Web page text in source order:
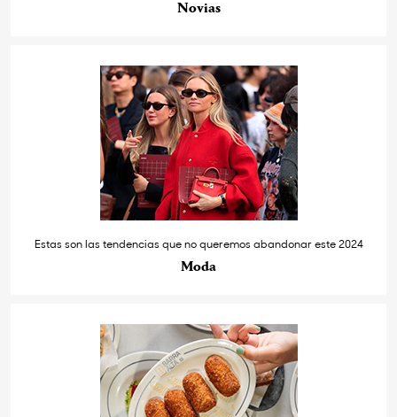
Novias
Estas son las tendencias que no queremos abandonar este 2024
Moda